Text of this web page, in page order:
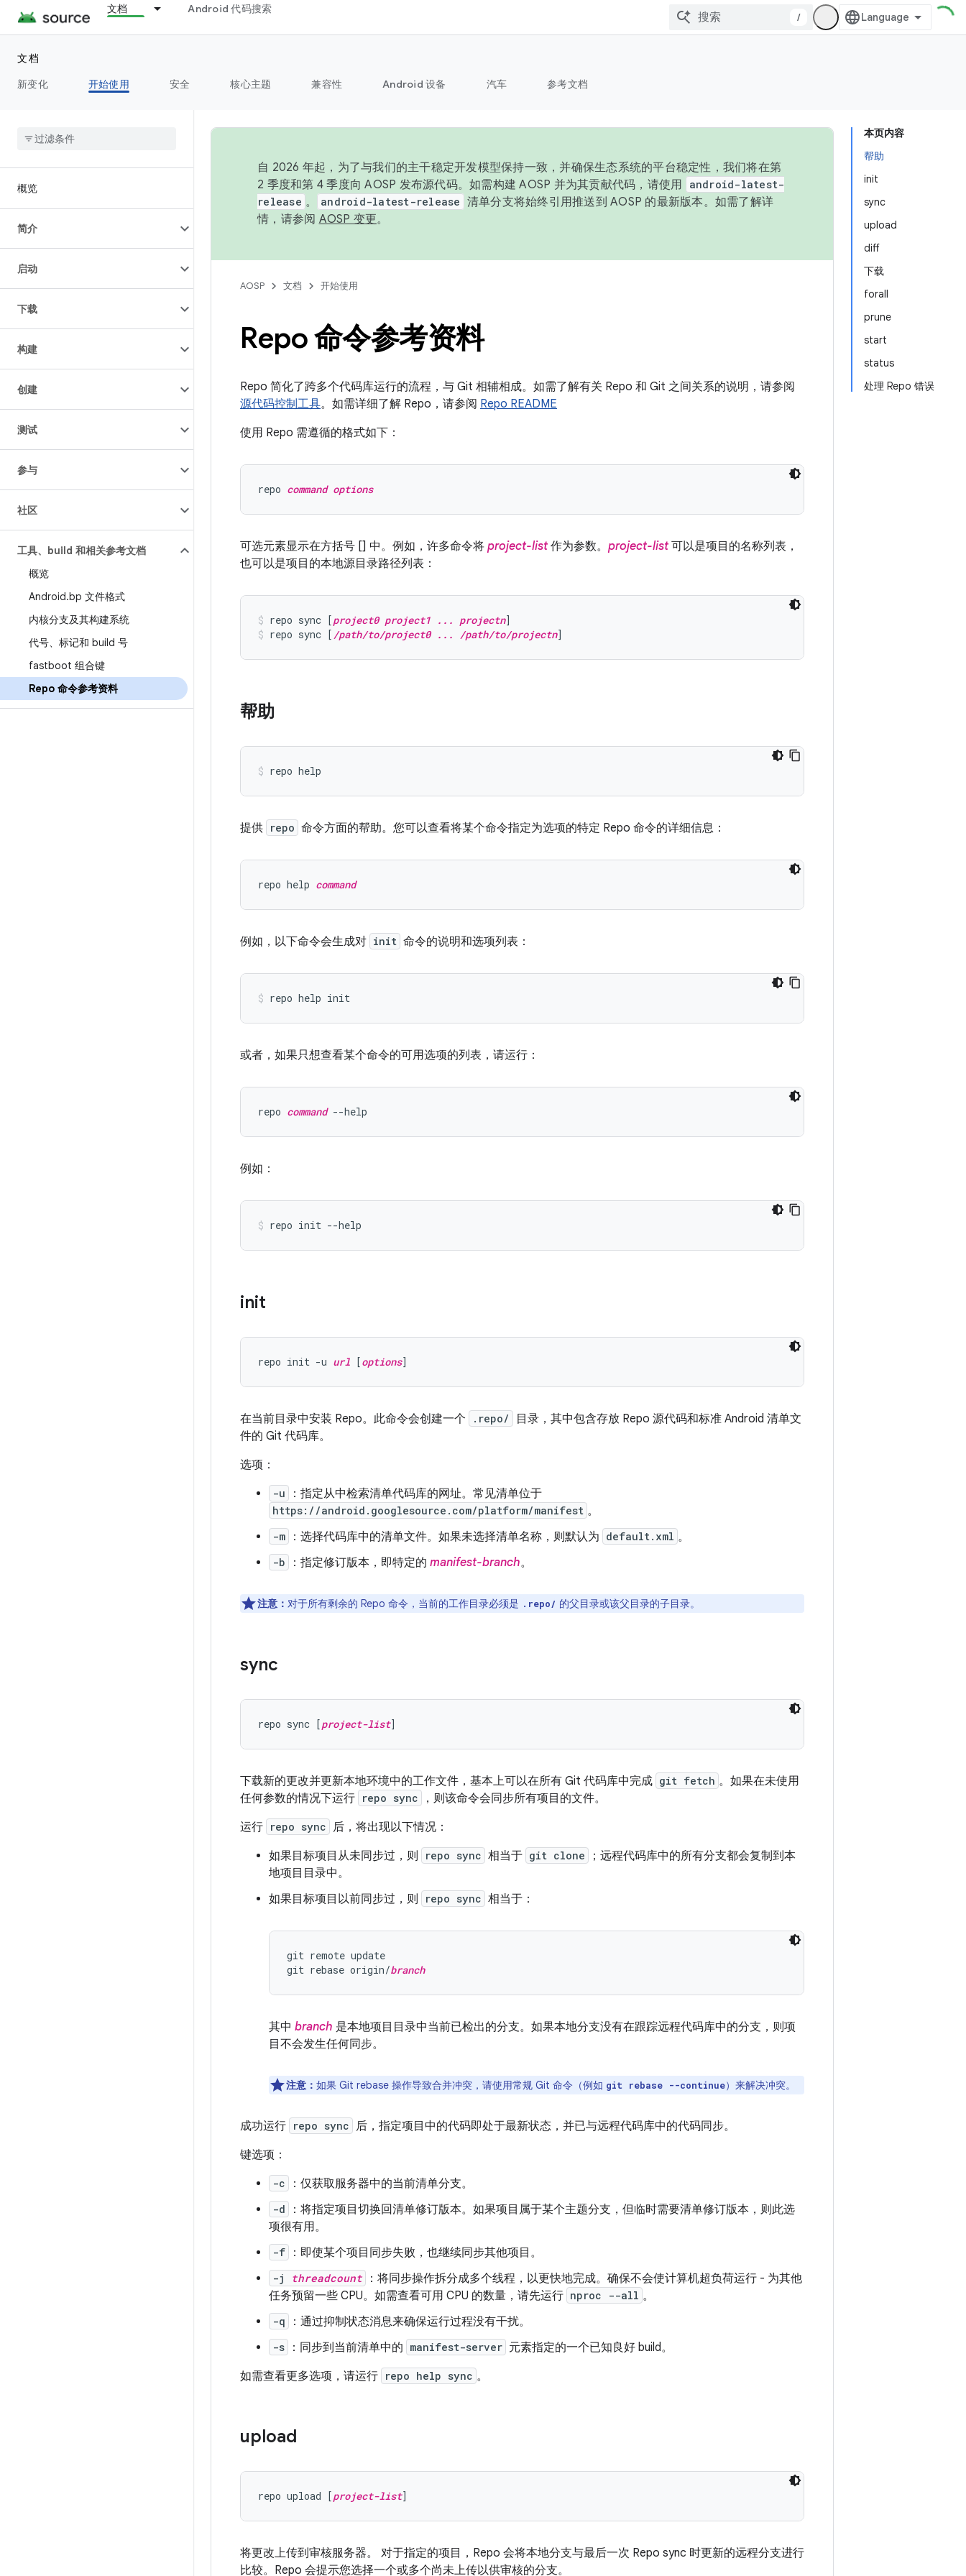
文档 Android 代码搜索
/
文档
新变化
开始使用 安全 核心主题 兼容性 Android 设备 汽车 参考文档
概览
简介
启动
下载
构建
创建
测试
参与
社区
工具、build 和相关参考文档
概览
Android.bp 文件格式
内核分支及其构建系统
代号、标记和 build 号
fastboot 组合键
Repo 命令参考资料
本页内容
帮助
init
sync
upload
diff
下载
forall
prune
start
status
处理 Repo 错误
自 2026 年起，为了与我们的主干稳定开发模型保持一致，并确保生态系统的平台稳定性，我们将在第
2 季度和第 4 季度向 AOSP 发布源代码。如需构建 AOSP 并为其贡献代码，请使用
android-latest-
release 。 android-latest-release 清单分支将始终引用推送到 AOSP 的最新版本。如需了解详
情，请参阅 AOSP 变更。
AOSP 文档 开始使用
Repo 命令参考资料
Repo 简化了跨多个代码库运行的流程，与 Git 相辅相成。如需了解有关 Repo 和 Git 之间关系的说明，请参阅
源代码控制工具。如需详细了解 Repo，请参阅 Repo README
使用 Repo 需遵循的格式如下：
repo command options
可选元素显示在方括号 [] 中。例如，许多命令将 project-list作为参数。 project-list可以是项目的名称列表，
也可以是项目的本地源目录路径列表：
repo sync [project0 project1 ... projectn]
repo sync [ /path/to/project0 ... /path/to/projectn]
帮助
提供 repo 命令方面的帮助。您可以查看将某个命令指定为选项的特定 Repo 命令的详细信息：
repo help command
例如，以下命令会生成对 init 命令的说明和选项列表：
或者，如果只想查看某个命令的可用选项的列表，请运行：
repo command
例如：
init
repo init -u url [options
在当前目录中安装 Repo。此命令会创建一个 .repo/
目录，其中包含存放 Repo 源代码和标准 Android 清单文
件的 Git 代码库。
选项：
-u ：指定从中检索清单代码库的网址。常见清单位于
https://android.googlesource.com/platform/manifest 。
-m ：选择代码库中的清单文件。如果未选择清单名称，则默认为 default.xml 。
-b ：指定修订版本，即特定的 manifest-branch。
注意： 对于所有剩余的 Repo 命令，当前的工作目录必须是 .repo/ 的父目录或该父目录的子目录。
sync
repo sync [project-list
下载新的更改并更新本地环境中的工作文件，基本上可以在所有 Git 代码库中完成 git fetch 。如果在未使用
任何参数的情况下运行 repo sync
，则该命令会同步所有项目的文件。
运行 repo sync 后，将出现以下情况：
如果目标项目从未同步过，则
repo sync 相当于 git clone
；远程代码库中的所有分支都会复制到本
地项目目录中。
如果目标项目以前同步过，则
repo sync 相当于：
git remote update
git rebase origin/branch
其中 branch 是本地项目目录中当前已检出的分支。如果本地分支没有在跟踪远程代码库中的分支，则项
目不会发生任何同步。
注意： 如果 Git rebase 操作导致合并冲突，请使用常规 Git 命令（例如 git rebase --continue）来解决冲突。
成功运行 repo sync 后，指定项目中的代码即处于最新状态，并已与远程代码库中的代码同步。
键选项：
-c ：仅获取服务器中的当前清单分支。
-d
：将指定项目切换回清单修订版本。如果项目属于某个主题分支，但临时需要清单修订版本，则此选
项很有用。
-f ：即使某个项目同步失败，也继续同步其他项目。
-j threadcount
：将同步操作拆分成多个线程，以更快地完成。确保不会使计算机超负荷运行 - 为其他
任务预留一些 CPU。如需查看可用 CPU 的数量，请先运行 nproc --all 。
-q ：通过抑制状态消息来确保运行过程没有干扰。
-s ：同步到当前清单中的 manifest-server 元素指定的一个已知良好 build。
如需查看更多选项，请运行 repo help sync 。
upload
repo upload [project-list
将更改上传到审核服务器。 对于指定的项目，Repo 会将本地分支与最后一次 Repo sync 时更新的远程分支进行
比较。Repo 会提示您选择一个或多个尚未上传以供审核的分支。